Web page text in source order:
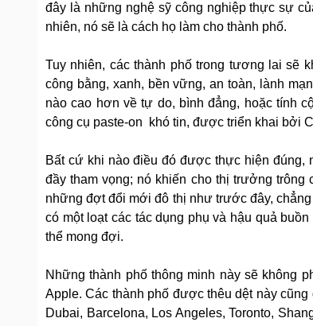
đây là những nghệ sỹ công nghiệp thực sự
nhiên, nó sẽ là cách họ làm cho thành phố.
Tuy nhiên, các thành phố trong tương lai sẽ
công bằng, xanh, bền vững, an toàn, lành
nào cao hơn về tự do, bình đẳng, hoặc tính
công cụ paste-on khó tin, được triển khai bởi
Bất cứ khi nào điều đó được thực hiện đúng,
đầy tham vọng; nó khiến cho thị trưởng
những đợt đổi mới đô thị như trước đây,
có một loạt các tác dụng phụ và hậu quả
thể mong đợi.
Những thành phố thông minh này sẽ không
Apple. Các thành phố được thêu dệt này
Dubai, Barcelona, ​​Los Angeles, Toronto,